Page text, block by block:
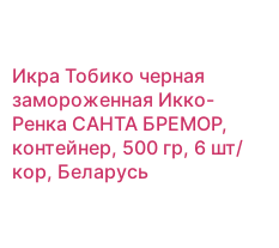
Икра Тобико черная
замороженная Икко-
Ренка САНТА БРЕМОР,
контейнер, 500 гр, 6 шт/
кор, Беларусь